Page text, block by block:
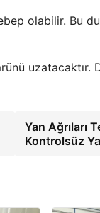
olabilir. Bu
Yan Ağrıları
Kontrolsüz